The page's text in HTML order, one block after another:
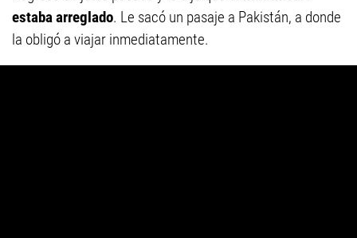
estaba arreglado. Le sacó un pasaje a Pakistán, a donde
la obligó a viajar inmediatamente.